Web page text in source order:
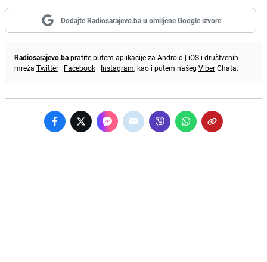
Dodajte Radiosarajevo.ba u omiljene Google izvore
Radiosarajevo.bapratite putem aplikacije za Android | iOS i društvenih
mreža Twitter | Facebook | Instagram, kao i putem našeg ViberChata.